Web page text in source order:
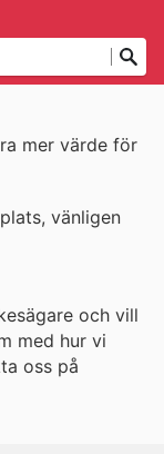
mer värde för
vänligen
och vill
med hur vi
oss på